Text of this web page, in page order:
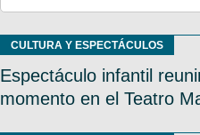
CULTURA Y ESPECTÁCULOS
Espectáculo infantil
momento en el Teatro